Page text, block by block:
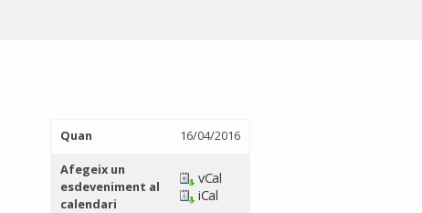
Quan 16/04/2016
Afegeix un
esdeveniment al
calendari
vCal
iCal